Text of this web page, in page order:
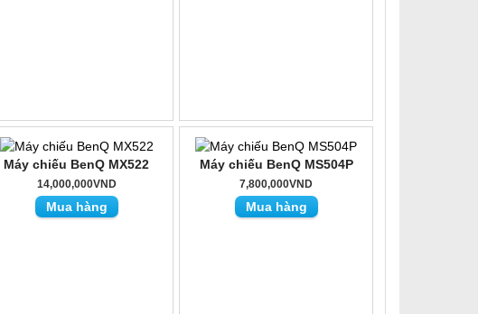
Máy chiếu BenQ MX522
14,000,000VND
Mua hàng
Máy chiếu BenQ MS504P
7,800,000VND
Mua hàng